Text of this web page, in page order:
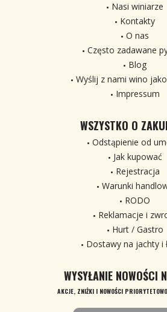
Nasi winiarze
Kontakty
O nas
Często zadawane
Blog
Wyślij z nami wino
Impressum
WSZYSTKO O
Odstąpienie od
Jak kupować
Rejestracja
Warunki
RODO
Reklamacje i
Hurt / Gastro
Dostawy na jachty i
WYSYŁANIE NOWOŚCI
AKCJE, ZNIŻKI I NOWOŚCI